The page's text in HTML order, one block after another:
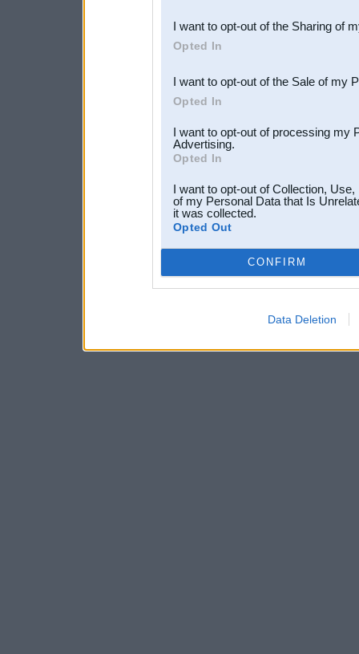
Downstream Participants
third parties.
I want to opt-out of the Sharing of
Opted In
I want to opt-out of the Sale of my
Opted In
I want to opt-out of processing my
Advertising.
Opted In
I want to opt-out of Collection,
of my Personal Data that Is
it was collected.
Opted Out
CONFIRM
Data Deletion